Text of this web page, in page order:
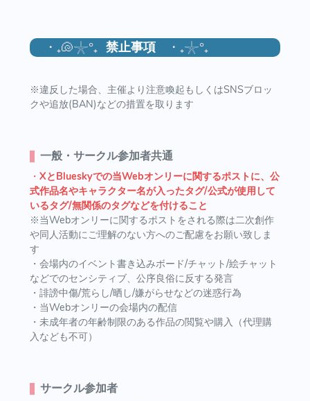
・₊🐚𓇼°₊ 禁止事項 ・₊𓇼°₊
※違反した場合、主催より注意喚起もしくはSNSブロッ
クや追放(BAN)などの措置を取ります
一般・サークル参加者共通
・ XとBlueskyでの当Webオンリーに関するポストに、公
式作品名やキャラクター名が入ったタグ/公式が使用して
いるタグ/無関係のタグなどを付けること
※当Webオンリーに関するポストをされる際は二次創作
や同人活動にご理解のない方へのご配慮をお願い致しま
す
・会場内のイベント書き込みボード/チャット/絵チャット
などでのセンシティブ、公序良俗に反する発言
・誹謗中傷/荒らし/晒し/嫌がらせなどの迷惑行為
・当Webオンリーの会場内の配信
・未成年者の年齢制限のある作品の閲覧や購入（代理購
入なども不可）
サークル参加者